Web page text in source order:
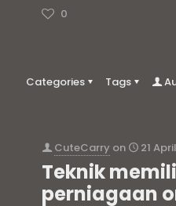
0
Categories Tags
CuteCarry on 21
Teknik
perniagaan